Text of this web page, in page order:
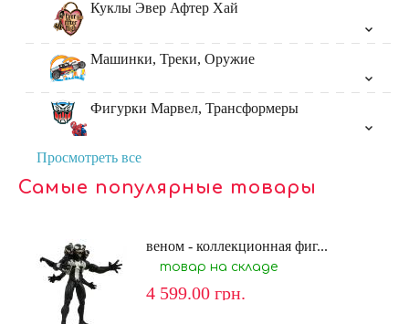
Куклы Эвер Афтер Хай
Машинки, Треки, Оружие
Фигурки Марвел, Трансформеры
Просмотреть все
Самые популярные товары
веном - коллекционная фиг...
товар на складе
4 599.00 грн.